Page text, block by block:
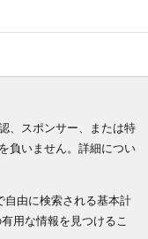
、スポンサー、または特
負いません。詳細につい
自由に検索される基本計
用な情報を見つけるこ